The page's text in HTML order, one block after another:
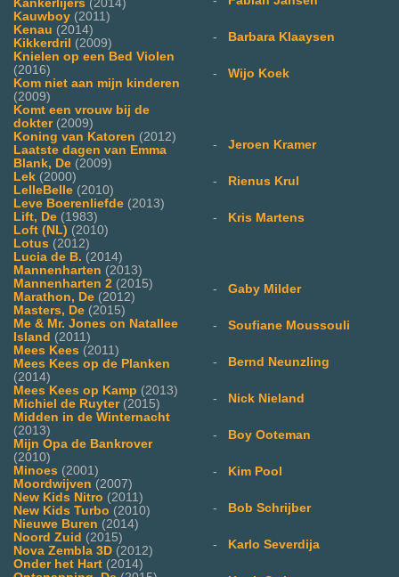
Kankerlijers (2014)
Kauwboy (2011)
Kenau (2014)
Kikkerdril
(2009)
Knielen op een Bed Violen
(2016)
Kom niet aan mijn kinderen
(2009)
Komt een vrouw bij de
dokter(2009)
Koning van Katoren (2012)
Laatste dagen van Emma
Blank, De (2009)
Lek (2000)
LelleBelle (2010)
Leve Boerenliefde (2013)
Lift, De (1983)
Loft (NL) (2010)
Lotus (2012)
Lucia de B. (2014)
Mannenharten (2013)
Mannenharten 2 (2015)
Marathon, De (2012)
Masters, De (2015)
Me & Mr. Jones on Natallee
Island (2011)
Mees Kees (2011)
Mees Kees op de Planken
(2014)
Mees Kees op Kamp (2013)
Michiel de Ruyter(2015)
Midden in de Winternacht
(2013)
Mijn Opa de Bankrover
(2010)
Minoes (2001)
Moordwijven (2007)
New Kids Nitro (2011)
New Kids Turbo (2010)
Nieuwe Buren (2014)
Noord Zuid (2015)
Nova Zembla 3D (2012)
Onder het Hart (2014)
- Barbara Klaaysen
- Wijo Koek
- Jeroen Kramer
- Rienus Krul
- Kris Martens
- Gaby Milder
- Soufiane Moussouli
- Bernd Neunzling
- Nick Nieland
- Boy Ooteman
- Kim Pool
- Bob Schrijber
- Karlo Severdija